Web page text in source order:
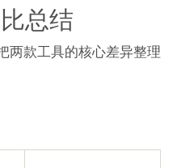
总结
两款工具的核心差异整理